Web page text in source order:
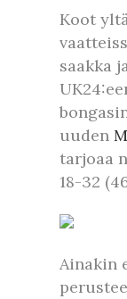
Koot
saakka
uuden
tarjoaa
18-32
Ainakin